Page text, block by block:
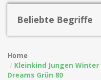
Beliebte Begriffe
Home
Kleinkind Jungen
Dreams Grün 80